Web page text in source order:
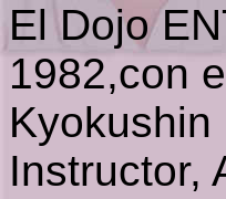
El Dojo
1982,con
Instructor,